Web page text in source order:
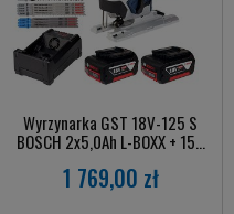
Wyrzynarka GST 18V-125 S
BOSCH 2x5,0Ah L-BOXX + 15...
1 769,00 zł